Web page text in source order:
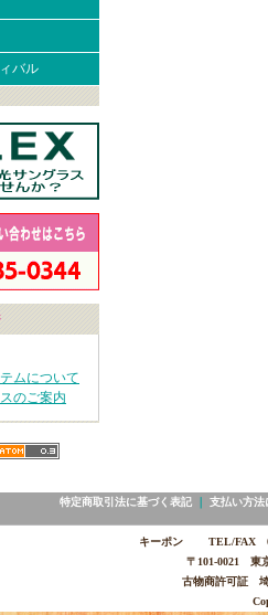
バル
ムについて
のご案内
特定商取引法に基づく表記｜ 支払い方法
キーポン TEL/FAX
〒101-0021 東
古物商許可証